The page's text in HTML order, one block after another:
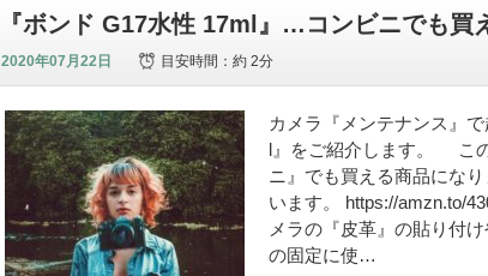
『ボンド G17水性 17ml』…コンビニでも買
2020年07月22日 目安時間：約 2分
カメラ『メンテナンス』
l』をご紹介します。 こ
ニ』でも買える商品にな
います。 https://amzn.to/
メラの『皮革』の貼り付
の固定に使…